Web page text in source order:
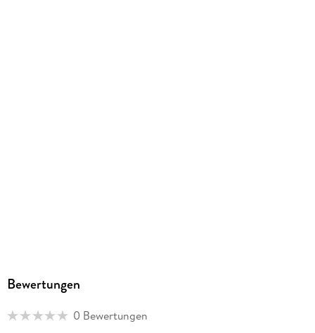
Bewertungen
0 Bewertungen